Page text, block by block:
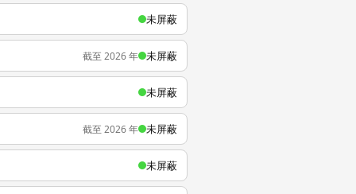
未屏蔽
截至 2026 年 未屏蔽
未屏蔽
截至 2026 年 未屏蔽
未屏蔽